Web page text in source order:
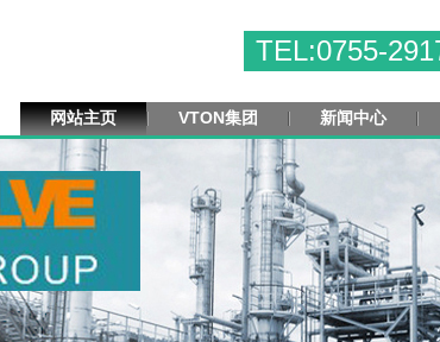
TEL:0755-
网站主页 VTON集团 新闻中心